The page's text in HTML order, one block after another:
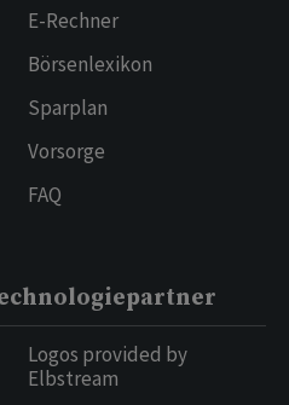
E-Rechner
Börsenlexikon
Sparplan
Vorsorge
FAQ
Logos provided by
Elbstream